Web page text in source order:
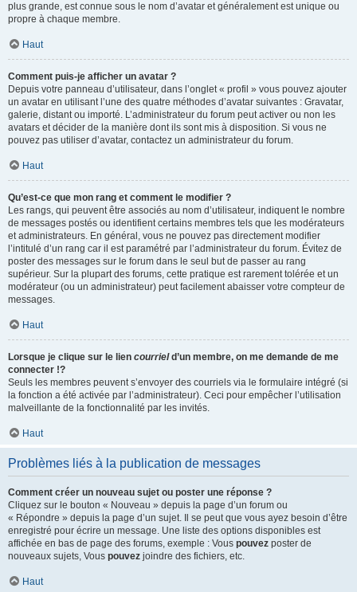
plus grande, est connue sous le nom d’avatar et généralement est unique ou
propre à chaque membre.
Haut
Comment puis-je afficher un avatar ?
Depuis votre panneau d’utilisateur, dans l’onglet « profil » vous pouvez ajouter
un avatar en utilisant l’une des quatre méthodes d’avatar suivantes : Gravatar,
galerie, distant ou importé. L’administrateur du forum peut activer ou non les
avatars et décider de la manière dont ils sont mis à disposition. Si vous ne
pouvez pas utiliser d’avatar, contactez un administrateur du forum.
Haut
Qu’est-ce que mon rang et comment le modifier ?
Les rangs, qui peuvent être associés au nom d’utilisateur, indiquent le nombre
de messages postés ou identifient certains membres tels que les modérateurs
et administrateurs. En général, vous ne pouvez pas directement modifier
l’intitulé d’un rang car il est paramétré par l’administrateur du forum. Évitez de
poster des messages sur le forum dans le seul but de passer au rang
supérieur. Sur la plupart des forums, cette pratique est rarement tolérée et un
modérateur (ou un administrateur) peut facilement abaisser votre compteur de
messages.
Haut
Lorsque je clique sur le lien courrield’un membre, on me demande de me
connecter !?
Seuls les membres peuvent s’envoyer des courriels via le formulaire intégré (si
la fonction a été activée par l’administrateur). Ceci pour empêcher l’utilisation
malveillante de la fonctionnalité par les invités.
Haut
Problèmes liés à la publication de messages
Comment créer un nouveau sujet ou poster une réponse ?
Cliquez sur le bouton « Nouveau » depuis la page d’un forum ou
« Répondre » depuis la page d’un sujet. Il se peut que vous ayez besoin d’être
enregistré pour écrire un message. Une liste des options disponibles est
affichée en bas de page des forums, exemple : Vous pouvez poster de
nouveaux sujets, Vous pouvez joindre des fichiers, etc.
Haut